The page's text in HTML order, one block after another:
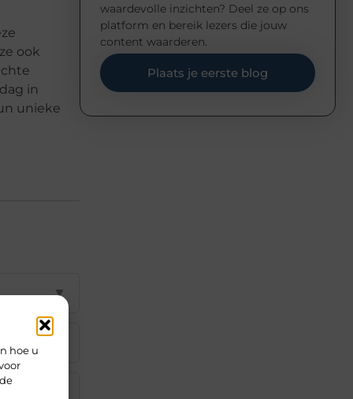
hoe u
ook
in
unieke
▼
waardevolle inzichten? Deel ze op ons
platform en bereik lezers die jouw
content waarderen.
Plaats je eerste blog